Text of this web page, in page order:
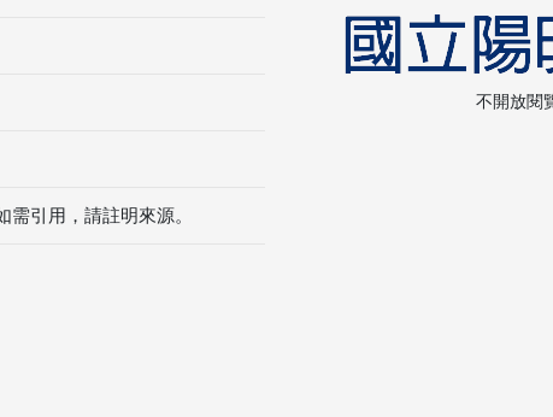
引用，請註明來源。
不開放閱